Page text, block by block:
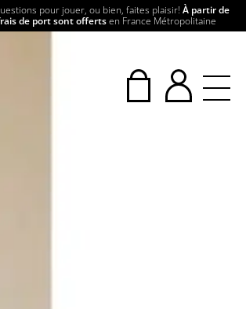
pour jouer, ou bien, faites plaisir! À partir de
de port sont offertsen France Métropolitaine